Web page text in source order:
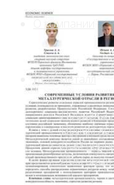
О компании
Лом, металл
Продажа
Прием
Лом
Лом